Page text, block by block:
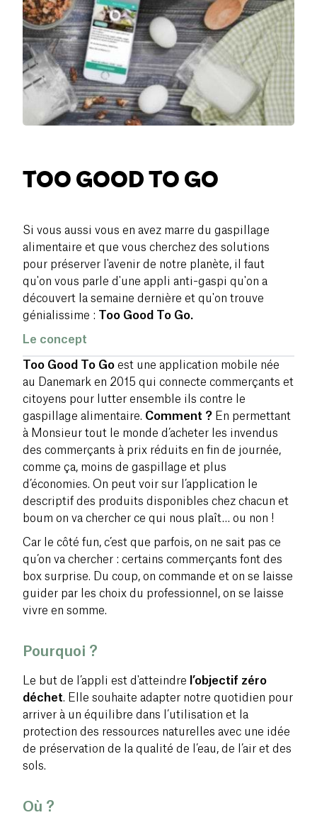
TOO GOOD TO GO
Si vous aussi vous en avez marre du gaspillage
alimentaire et que vous cherchez des solutions
pour préserver l'avenir de notre planète, il faut
qu'on vous parle d'une appli anti-gaspi qu'on a
découvert la semaine dernière et qu'on trouve
génialissime :
Too Good To Go.
Le concept
Too Good To Go est une application mobile née
au Danemark en 2015 qui connecte commerçants et
citoyens pour lutter ensemble ils contre le
gaspillage alimentaire. Comment ? En permettant
à Monsieur tout le monde d’acheter les invendus
des commerçants à prix réduits en fin de journée,
comme ça, moins de gaspillage et plus
d’économies. On peut voir sur l’application le
descriptif des produits disponibles chez chacun et
boum on va chercher ce qui nous plaît… ou non !
Car le côté fun, c’est que parfois, on ne sait pas ce
qu’on va chercher : certains commerçants font des
box surprise. Du coup, on commande et on se laisse
guider par les choix du professionnel, on se laisse
vivre en somme.
Pourquoi ?
Le but de l’appli est d'atteindre l’objectif zéro
déchet. Elle souhaite adapter notre quotidien pour
arriver à un équilibre dans l’utilisation et la
protection des ressources naturelles avec une idée
de préservation de la qualité de l’eau, de l’air et des
sols.
Où ?